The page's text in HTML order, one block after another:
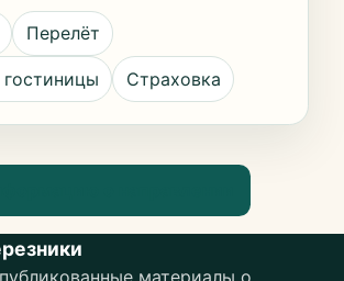
Перелёт
Страховка